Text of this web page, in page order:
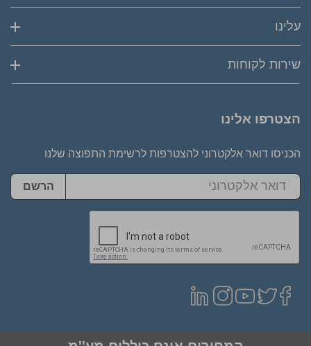
עלינו
שירות לקוחות
הצטרפו אלינו
הכניסו דואר אלקטרוני להצטרפות לרשימת התפוצה שלנו
הרשם